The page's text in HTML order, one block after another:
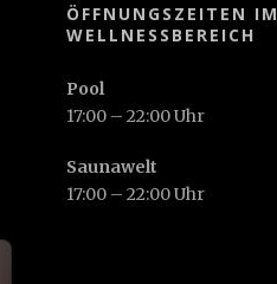
ÖFFNUNGSZEITEN IM
WELLNESSBEREICH
Pool
17:00 – 22:00 Uhr
Saunawelt
17:00 – 22:00 Uhr